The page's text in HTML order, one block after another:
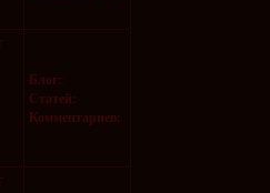
Блог::
Статей:
Комментариев: